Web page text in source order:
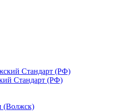
Стандарт (РФ)